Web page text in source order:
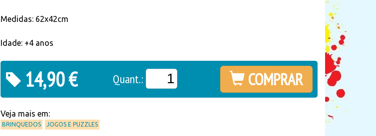
Medidas: 62x42cm
Idade: +4 anos
14,90 € Quant.: COMPRAR
Veja mais em:
BRINQUEDOS JOGOS E PUZZLES